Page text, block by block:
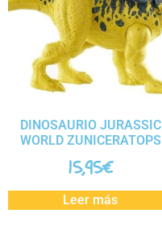
DINOSAURIO JURASSIC
WORLD ZUNICERATOPS
15,95€
Leer más